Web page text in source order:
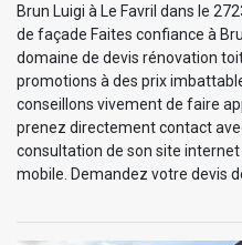
Brun Luigi à Le Favril dans le
de façade Faites confiance à
domaine de devis rénovation
promotions à des prix
conseillons vivement de faire
prenez directement contact
consultation de son site
mobile. Demandez votre devis